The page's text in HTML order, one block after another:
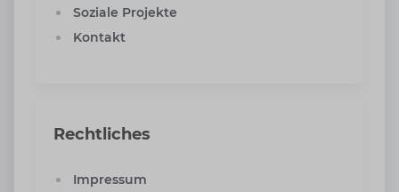
Soziale Projekte
Kontakt
Rechtliches
Impressum